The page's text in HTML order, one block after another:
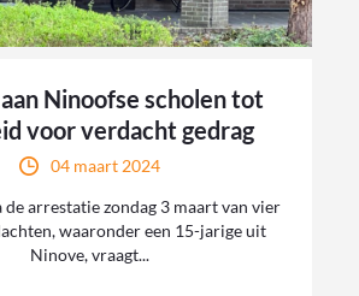
Ninoofse scholen tot
voor verdacht gedrag
04 maart 2024
de arrestatie zondag 3 maart van vier
waaronder een 15-jarige uit
Ninove, vraagt...